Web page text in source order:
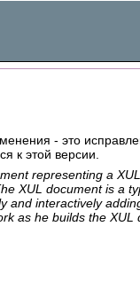
- это
к этой версии.
representing a
XUL document is a
and interactively
as he builds the XUL